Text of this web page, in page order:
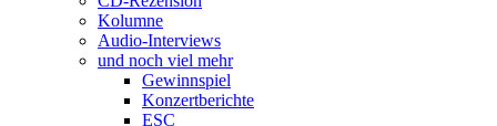
Kolumne
Audio-Interviews
und noch viel mehr
Gewinnspiel
Konzertberichte
ESC